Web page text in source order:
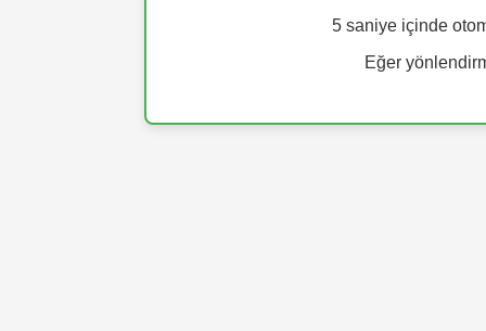
5 saniye içinde
Eğer